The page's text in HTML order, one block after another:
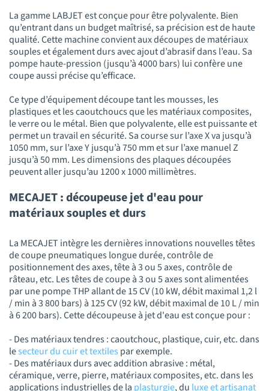
La gamme LABJET est conçue pour être polyvalente. Bien
qu’entrant dans un budget maîtrisé, sa précision est de haute
qualité. Cette machine convient aux découpes de matériaux
souples et également durs avec ajout d’abrasif dans l’eau. Sa
pompe haute-pression (jusqu’à 4000 bars) lui confère une
coupe aussi précise qu’efficace.
Ce type d’équipement découpe tant les mousses, les
plastiques et les caoutchoucs que les matériaux composites,
le verre ou le métal. Bien que polyvalente, elle est puissante et
permet un travail en sécurité. Sa course sur l’axe X va jusqu’à
1050 mm, sur l’axe Y jusqu’à 750 mm et sur l’axe manuel Z
jusqu’à 50 mm. Les dimensions des plaques découpées
peuvent aller jusqu’au 1200 x 1000 millimètres.
MECAJET : découpeuse jet d'eau pour
matériaux souples et durs
La MECAJET intègre les dernières innovations nouvelles têtes
de coupe pneumatiques longue durée, contrôle de
positionnement des axes, tête à 3 ou 5 axes, contrôle de
râteau, etc. Les têtes de coupe à 3 ou 5 axes sont alimentées
par une pompe THP allant de 15 CV (10 kW, débit maximal 1,2 l
/ min à 3 800 bars) à 125 CV (92 kW, débit maximal de 10 L / min
à 6 200 bars). Cette découpeuse à jet d'eau est conçue pour :
- Des matériaux tendres : caoutchouc, plastique, cuir, etc. dans
lesecteur du cuir et textiles par exemple.
- Des matériaux durs avec addition abrasive : métal,
céramique, verre, pierre, matériaux composites, etc. dans les
applications industrielles de la plasturgie, du luxe et artisanat